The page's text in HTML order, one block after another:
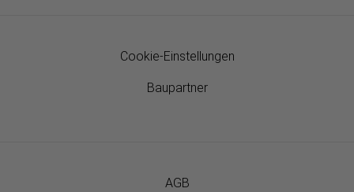
Cookie-Einstellungen
Baupartner
AGB